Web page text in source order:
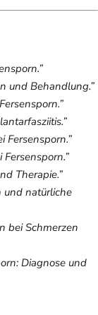
und Behandlung.”
Fersensporn.”
Therapie.”
und natürliche
bei Schmerzen
Diagnose und